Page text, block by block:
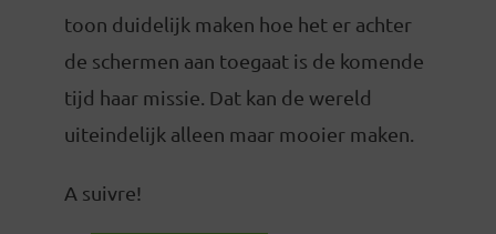
toon duidelijk maken hoe het er achter
de schermen aan toegaat is de komende
tijd haar missie. Dat kan de wereld
uiteindelijk alleen maar mooier maken.
A suivre!